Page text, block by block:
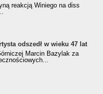
reakcją Winiego na diss
odszedł w wieku 47 lat
Marcin Bazylak za